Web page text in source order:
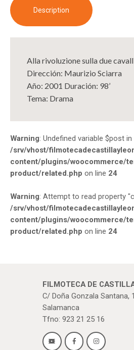
Description
Alla rivoluzione sulla due
Dirección: Maurizio Sciarra
Año: 2001 Duración: 98’
Tema: Drama
Warning: Undefined variable $post in
/srv/vhost/
content/plugins/woocommerce/
product/related.php on line 24
Warning: Attempt to read property
/srv/vhost/
content/plugins/woocommerce/
product/related.php on line 24
FILMOTECA DE
C/ Doña Gonzala Santana,
Salamanca
Tfno: 923 21 25 16